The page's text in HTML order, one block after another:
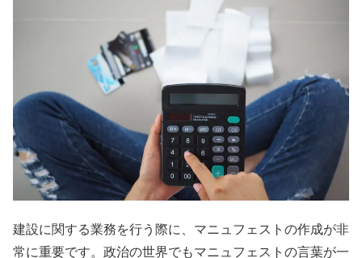
建設に関する業務を行う際に、マニュフェストの作成が非
常に重要です。政治の世界でもマニュフェストの言葉が一